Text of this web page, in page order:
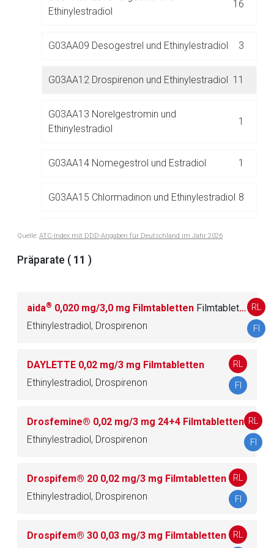
Ethinylestradiol
16
G03AA09 Desogestrel und Ethinylestradiol 3
G03AA12 Drospirenon und Ethinylestradiol 11
G03AA13 Norelgestromin und
Ethinylestradiol
1
G03AA14 Nomegestrol und Estradiol 1
G03AA15 Chlormadinon und Ethinylestradiol 8
G03AA16 Dienogest und Ethinylestradiol
G03AA18 Drospirenon und Estetrol
G03AB Gestagene und Estrogene,
Sequenzialpräparate
G03AC Gestagene 11
1
G03B ANDROGENE
G03C ESTROGENE 21
14
G03F GESTAGENE UND ESTROGENE IN
Quelle: ATC-Index mit DDD-Angaben für Deutschland im Jahr 2026
Präparate ( 11 )
aida® 0,020 mg/3,0 mg Filmtabletten Filmtablette
Ethinylestradiol, Drospirenon
RL
FI
DAYLETTE 0,02 mg/3 mg Filmtabletten
Ethinylestradiol, Drospirenon
RL
FI
Drosfemine® 0,02 mg/3 mg 24+4 Filmtabletten
Ethinylestradiol, Drospirenon
RL
FI
Drospifem® 20 0,02 mg/3 mg Filmtabletten
Ethinylestradiol, Drospirenon
RL
FI
Drospifem® 30 0,03 mg/3 mg Filmtabletten
RL
Betreiber verantwortlich. Ebenso gelten dort ggf. andere